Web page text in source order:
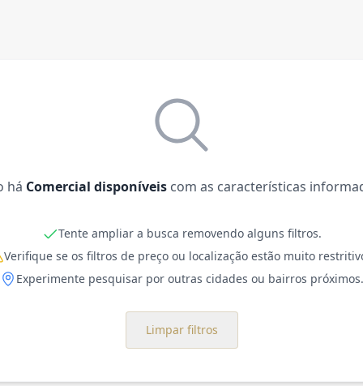
há Comercial disponíveis com as características
Tente ampliar a busca removendo alguns filtros.
Verifique se os filtros de preço ou localização estão muito
Experimente pesquisar por outras cidades ou bairros próximos.
Limpar filtros